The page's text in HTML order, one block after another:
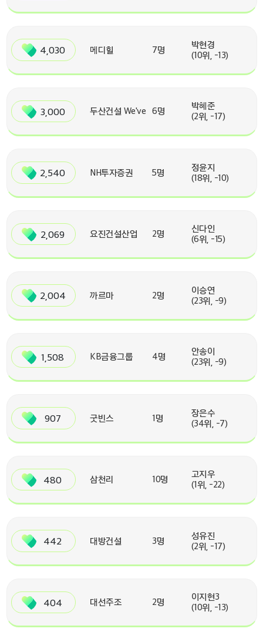
4,030 메디힐 7명
박현경
(10위, -13)
3,000 두산건설 We've 6명
박혜준
(2위, -17)
2,540 NH투자증권 5명
정윤지
(18위, -10)
2,069 요진건설산업 2명
신다인
(6위, -15)
2,004 까르마 2명
이승연
(23위, -9)
1,508 KB금융그룹 4명
안송이
(23위, -9)
907 굿빈스 1명
장은수
(34위, -7)
480 삼천리 10명
고지우
(1위, -22)
442 대방건설 3명
성유진
(2위, -17)
404 대선주조 2명
이지현3
(10위, -13)